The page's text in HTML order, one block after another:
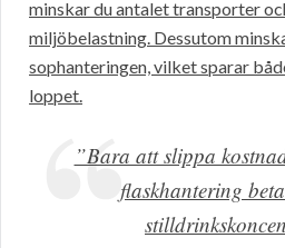
minskar du antalet transporter
miljöbelastning. Dessutom
sophanteringen, vilket sparar
loppet.
”Bara att slippa
flaskhantering